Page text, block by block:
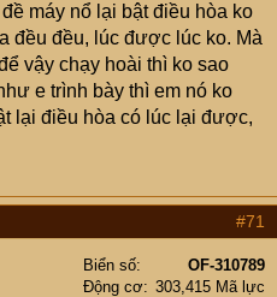
máy nổ lại bật điều hòa ko
đều đều, lúc được lúc ko. Mà
vậy chạy hoài thì ko sao
e trình bày thì em nó ko
lại điều hòa có lúc lại được,
#71
Biển số
OF-310789
Động cơ
303,415 Mã lực